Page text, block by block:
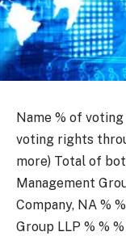
Name % of
voting rights
more) Total of
Management
Company, NA %
Group LLP % %